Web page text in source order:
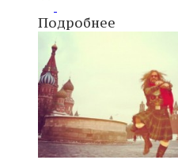
Подробнее